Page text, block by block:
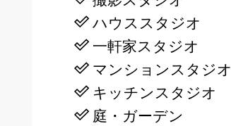
ハウススタジオ
一軒家スタジオ
マンションスタジオ
キッチンスタジオ
庭・ガーデン